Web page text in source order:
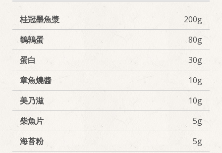
桂冠墨魚漿
200g
鵪鶉蛋
80g
蛋白
30g
章魚燒醬
10g
美乃滋
10g
柴魚片
5g
海苔粉
5g